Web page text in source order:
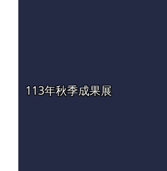
113年秋季成果展